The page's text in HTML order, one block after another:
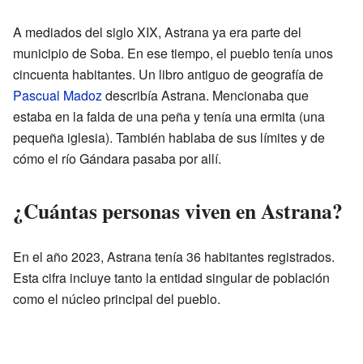
A mediados del siglo XIX, Astrana ya era parte del
municipio de Soba. En ese tiempo, el pueblo tenía unos
cincuenta habitantes. Un libro antiguo de geografía de
Pascual Madozdescribía Astrana. Mencionaba que
estaba en la falda de una peña y tenía una ermita (una
pequeña iglesia). También hablaba de sus límites y de
cómo el río Gándara pasaba por allí.
¿Cuántas personas viven en Astrana?
En el año 2023, Astrana tenía 36 habitantes registrados.
Esta cifra incluye tanto la entidad singular de población
como el núcleo principal del pueblo.